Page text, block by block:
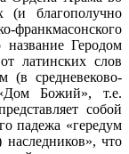
благополучно
франкмасонского
Геродом
латинских слов
(в средневеково-
Божий», т.е.
собой
падежа «гередум
что